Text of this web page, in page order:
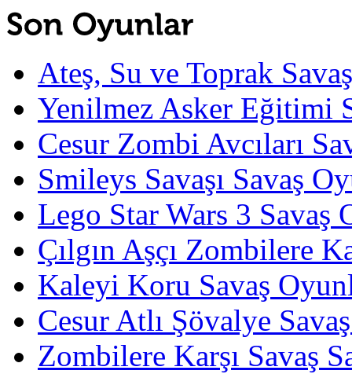
Ateş, Su ve Toprak
Yenilmez Asker Eğitimi
Cesur Zombi Avcıları
Smileys Savaşı Savaş
Lego Star Wars 3 Savaş
Çılgın Aşçı Zombilere
Kaleyi Koru Savaş
Cesur Atlı Şövalye
Zombilere Karşı Savaş